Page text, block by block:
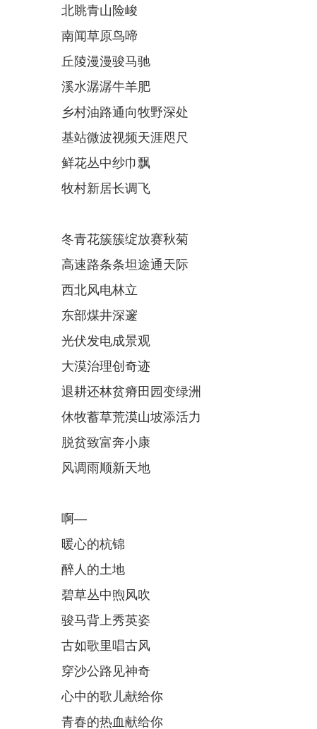
北眺青山险峻
南闻草原鸟啼
丘陵漫漫骏马驰
溪水潺潺牛羊肥
乡村油路通向牧野深处
基站微波视频天涯咫尺
鲜花丛中纱巾飘
牧村新居长调飞
冬青花簇簇绽放赛秋菊
高速路条条坦途通天际
西北风电林立
东部煤井深邃
光伏发电成景观
大漠治理创奇迹
退耕还林贫瘠田园变绿洲
休牧蓄草荒漠山坡添活力
脱贫致富奔小康
风调雨顺新天地
啊—
暖心的杭锦
醉人的土地
碧草丛中煦风吹
骏马背上秀英姿
古如歌里唱古风
穿沙公路见神奇
心中的歌儿献给你
青春的热血献给你